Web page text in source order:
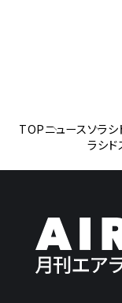
TOPニュースソラ
ラシド